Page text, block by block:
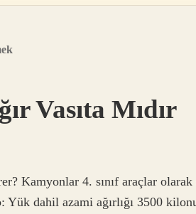
Vasıta Mıdır
Kamyonlar 4. sınıf araçlar olarak
dahil azami ağırlığı 3500